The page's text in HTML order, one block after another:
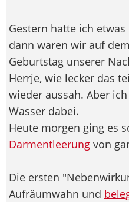
Gestern hatte ich etwas
dann waren wir auf dem
Geburtstag unserer
Herrje, wie lecker das
wieder aussah. Aber
Wasser dabei.
Heute morgen ging es
Darmentleerung von
Die ersten
Aufräumwahn und